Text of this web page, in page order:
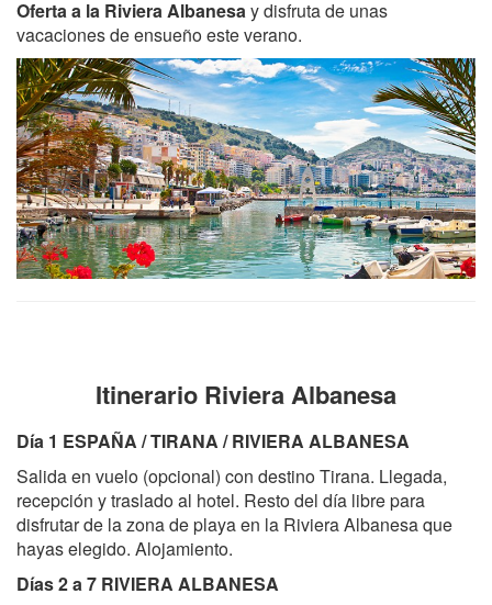
Oferta a la Riviera Albanesay disfruta de unas
vacaciones de ensueño este verano.
Itinerario Riviera Albanesa
Día 1 ESPAÑA / TIRANA / RIVIERA ALBANESA
Salida en vuelo (opcional) con destino Tirana. Llegada,
recepción y traslado al hotel. Resto del día libre para
disfrutar de la zona de playa en la Riviera Albanesa que
hayas elegido. Alojamiento.
Días 2 a 7 RIVIERA ALBANESA